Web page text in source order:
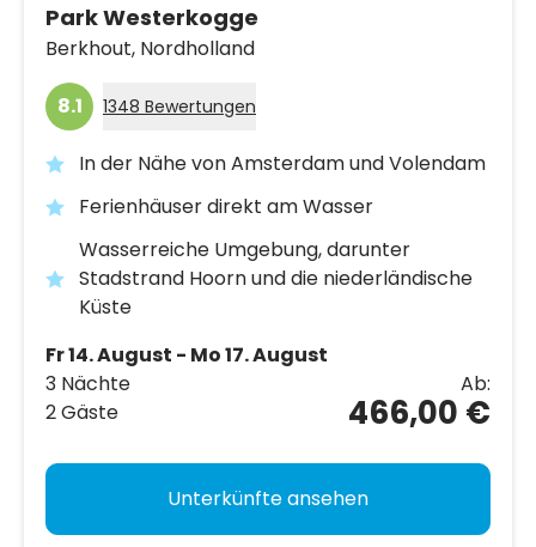
Park Westerkogge
Berkhout, Nordholland
8.1 1348 Bewertungen
In der Nähe von Amsterdam und Volendam
Ferienhäuser direkt am Wasser
Wasserreiche Umgebung, darunter
Stadstrand Hoorn und die niederländische
Küste
Fr 14. August - Mo 17. August
3 Nächte
2 Gäste
Ab:
466,00 €
Unterkünfte ansehen